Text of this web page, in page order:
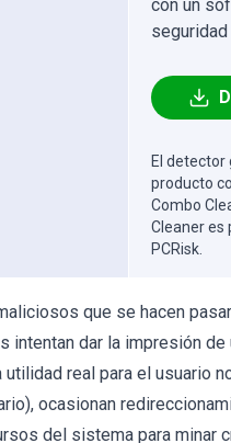
con un
seguridad
El detector
producto
Combo
Cleaner es
PCRisk.
que se hacen
intentan dar la impresión
real para el usuario
ocasionan
del sistema para